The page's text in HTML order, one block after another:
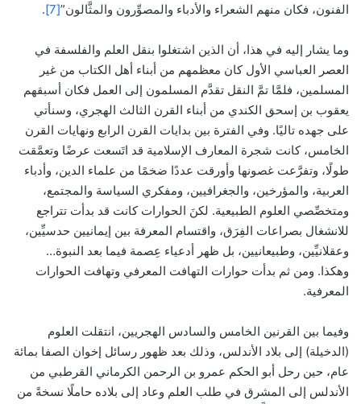
الفنون، فكان منهم الشعراء والأدباء والمصوِّرون والمثَّالون”[7]
.
وما يشار إليه في هذا، أن الذين اشتغلوا بنقل العلم والفلسفة في
العصر العباسي الأول كان معظمهم من أبناء أهل الكتاب من غير
المسلمين، فلمَّا تمَّ النقل تقدَّم المسلمون إلى العمل فكان أسبقهم
يعقوب بن إسحق الكندي من أبناء القرن الثالث الهجري، وسنأتي
على جهده تاليًا. وفي الفترة بين بدايات القرن الرابع ونهايات القرن
الخامس، كانت شجرة المعارف الإسلامية قد اتَسعت عرضًا وتعمَّقت
طولًا، وتفرَّعت غصونها وأورقت عددًا ضخمًا من علماء الدين، وأدباء
العربية، والمؤرخين، والجغرافيين، ومفكري السياسة والمجتمع،
ومتخصِّصي العلوم الطبيعية. لكنَ الحوارات كانت قد بدأت تتراجع
للانشغال بصراعات الفِرَق، واقتسام المعرفة بين إيمانيين حدسيِّين،
وعقلانيِّين، وطبيعانيين، بل ظهر أدعياء عِصمة فيما بعد النبوة…
وهكذا. ومن ثم بدأت حوارات التهافت المعرفي وتهافت الحوارات
المعرفية.
وفيما بين القرنين الخامس والسادس الهجريين، انتقلت العلوم
(الدخيلة) إلى بلاد الأندلس، وذلك بعد ظهور رسائل إخوان الصفا بمائة
عام، حين رحل أبو الحكم عمرو بن الرحمن الكرماني القرطبي من
الأندلس إلى المشرق في طلب العلم وعاد إلى بلاده حاملًا نسخةً من